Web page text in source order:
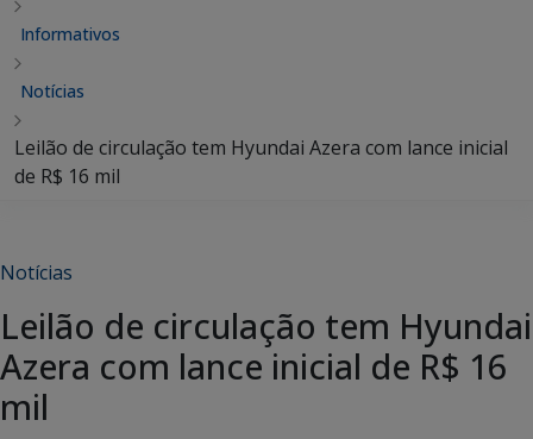
Informativos
Notícias
Leilão de circulação tem Hyundai Azera com lance inicial
de R$ 16 mil
Notícias
Leilão de circulação tem Hyundai
Azera com lance inicial de R$ 16
mil